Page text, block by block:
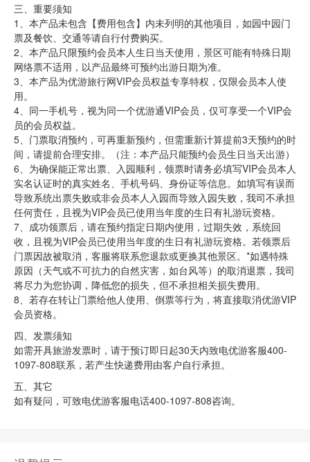
三、重要须知
1、本产品未包含【费用包含】内未列明的其他项目，如园中园门
票及餐饮、交通等请自行付费购买。
2、本产品只限预约会员本人生日当天使用，景区可能有特殊日期
网络票不适用，以产品最终可预约出游日期为准。
3、本产品为优游旅行网VIP会员权益专享特权，仅限会员本人使
用。
4、同一手机号，视为同一个优游通VIP会员，仅可享受一个VIP会
员的会员权益。
5、门票取消预约，可再重新预约，但需重新计算提前3天预约的时
间，请提前合理安排。（注：本产品只能预约会员生日当天出游）
6、为确保能正常出票、入园顺利，领票时请务必填写VIP会员本人
实名认证时的真实姓名、手机号码、身份证等信息。如填写有误而
导致系统出票失败或非会员本人入园而导致入园失败，我司不承担
任何责任，且视为VIP会员已使用当年度的生日有礼游玩资格。
7、成功领票后，请在预约指定日期内使用，过期失效，系统回
收，且视为VIP会员已使用当年度的生日有礼游玩资格。若领票后
门票因故被取消，客服将联系您退款或更换其他景区。*如遇特殊
原因（天气或不可抗力的自然灾害，如台风等）的取消退票，我司
将尽力为您协调，降低您的损失，但不承担相关损失费用。
8、若存在转让门票给他人使用、倒票等行为，将直接取消优游VIP
会员资格。
四、发票须知
如需开具旅游发票时，请于预订即日起30天内致电优游客服400-
1097-808联系，若产生快递费用由客户自行承担。
五、其它
如有疑问，可致电优游客服电话400-1097-808咨询。